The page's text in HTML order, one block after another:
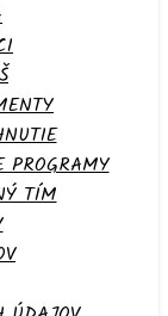
PROGRAMY
TÍM